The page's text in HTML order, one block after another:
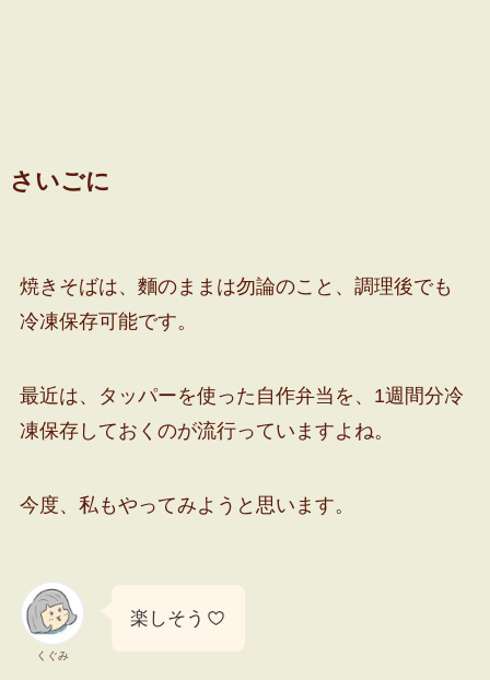
さいごに
焼きそばは、麵のままは勿論のこと、調理後でも
冷凍保存可能です。
最近は、タッパーを使った自作弁当を、1週間分冷
凍保存しておくのが流行っていますよね。
今度、私もやってみようと思います。
くぐみ
楽しそう